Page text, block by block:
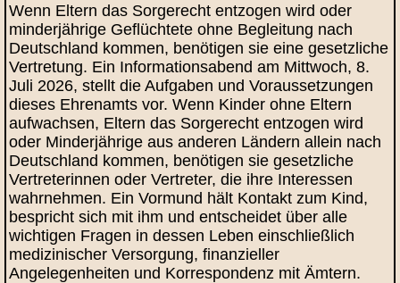
Wenn Eltern das Sorgerecht entzogen wird oder
minderjährige Geflüchtete ohne Begleitung nach
Deutschland kommen, benötigen sie eine gesetzliche
Vertretung. Ein Informationsabend am Mittwoch, 8.
Juli 2026, stellt die Aufgaben und Voraussetzungen
dieses Ehrenamts vor. Wenn Kinder ohne Eltern
aufwachsen, Eltern das Sorgerecht entzogen wird
oder Minderjährige aus anderen Ländern allein nach
Deutschland kommen, benötigen sie gesetzliche
Vertreterinnen oder Vertreter, die ihre Interessen
wahrnehmen. Ein Vormund hält Kontakt zum Kind,
bespricht sich mit ihm und entscheidet über alle
wichtigen Fragen in dessen Leben einschließlich
medizinischer Versorgung, finanzieller
Angelegenheiten und Korrespondenz mit Ämtern.